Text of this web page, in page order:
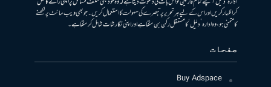
کر اظہار کریں اور اس کے لیے ہر تحریر پر تبصرے کی سہولت کا استعمال کریں۔ جو بھی ویب سائٹ پر لکھنے
کا متمنی ہو، وہ ادارہ ’دلیل‘ کا مستقل رکن بن سکتا ہے اور اپنی نگارشات شامل کرسکتا ہے۔
صفحات
Buy Adspace